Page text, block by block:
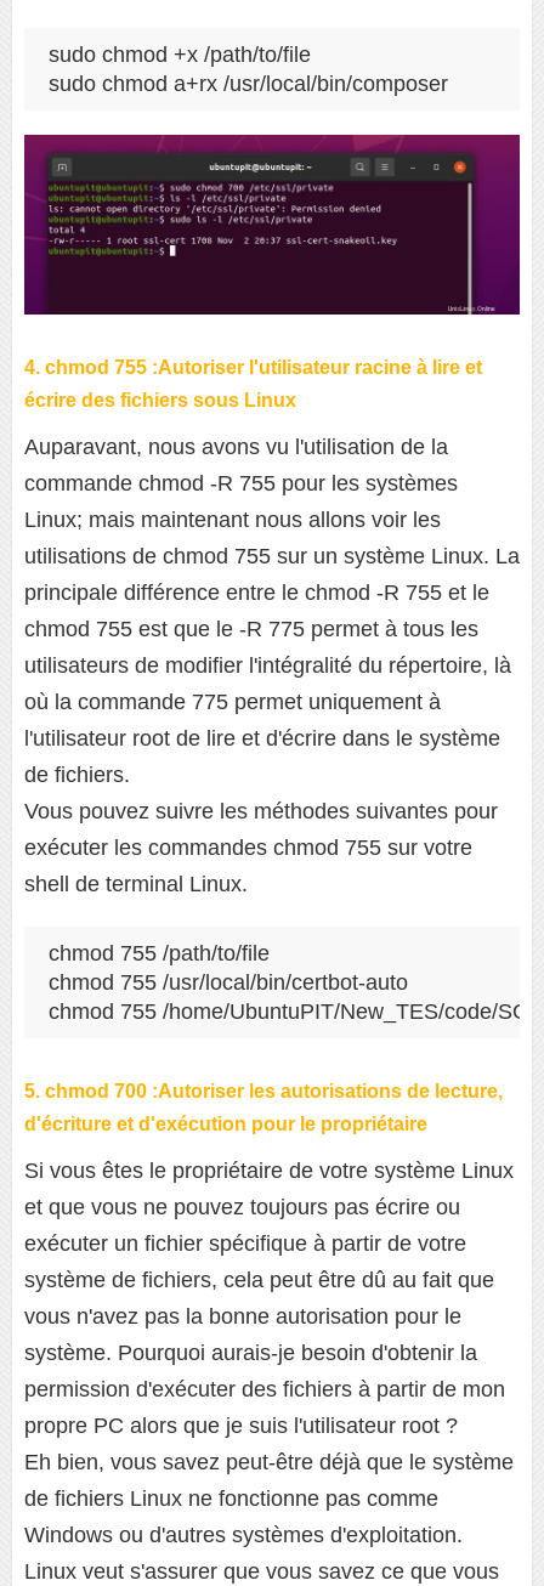
sudo chmod +x /path/to/file
sudo chmod a+rx /usr/local/bin/composer
4. chmod 755 :Autoriser l'utilisateur racine à lire et
écrire des fichiers sous Linux
Auparavant, nous avons vu l'utilisation de la
commande chmod -R 755 pour les systèmes
Linux; mais maintenant nous allons voir les
utilisations de chmod 755 sur un système Linux. La
principale différence entre le chmod -R 755 et le
chmod 755 est que le -R 775 permet à tous les
utilisateurs de modifier l'intégralité du répertoire, là
où la commande 775 permet uniquement à
l'utilisateur root de lire et d'écrire dans le système
de fichiers.
Vous pouvez suivre les méthodes suivantes pour
exécuter les commandes chmod 755 sur votre
shell de terminal Linux.
chmod 755 /path/to/file
chmod 755 /usr/local/bin/certbot-auto
chmod 755 /home/UbuntuPIT/New_TES/code/
5. chmod 700 :Autoriser les autorisations de lecture,
d'écriture et d'exécution pour le propriétaire
Si vous êtes le propriétaire de votre système Linux
et que vous ne pouvez toujours pas écrire ou
exécuter un fichier spécifique à partir de votre
système de fichiers, cela peut être dû au fait que
vous n'avez pas la bonne autorisation pour le
système. Pourquoi aurais-je besoin d'obtenir la
permission d'exécuter des fichiers à partir de mon
propre PC alors que je suis l'utilisateur root ?
Eh bien, vous savez peut-être déjà que le système
de fichiers Linux ne fonctionne pas comme
Windows ou d'autres systèmes d'exploitation.
Linux veut s'assurer que vous savez ce que vous